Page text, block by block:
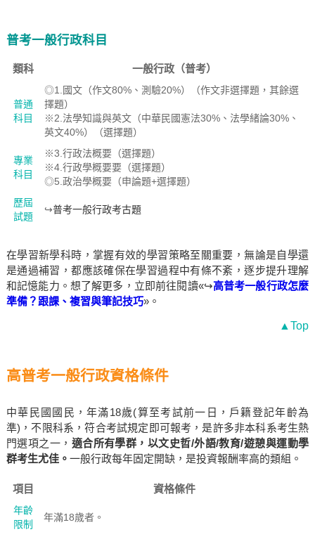
普考一般行政科目
類科 一般行政（普考）
普通
科目
◎1.國文（作文80%、測驗20%）（作文非選擇題，其餘選
擇題）
※2.法學知識與英文（中華民國憲法30%、法學緒論30%、
英文40%）（選擇題）
專業
科目
※3.行政法概要（選擇題）
※4.行政學概要要（選擇題）
◎5.政治學概要（申論題+選擇題）
歷屆
試題
↪普考一般行政考古題
在學習新學科時，掌握有效的學習策略至關重要，無論是自學還
是通過補習，都應該確保在學習過程中有條不紊，逐步提升理解
和記憶能力。想了解更多，立即前往閱讀«↪高普考一般行政怎麼
準備？跟課、複習與筆記技巧»。
▲Top
高普考一般行政資格條件
中華民國國民，年滿18歲(算至考試前一日，戶籍登記年齡為
準)，不限科系，符合考試規定即可報考，是許多非本科系考生熱
門選項之一， 適合所有學群，以文史哲/外語/教育/遊憩與運動學
群考生尤佳。 一般行政每年固定開缺，是投資報酬率高的類組。
項目 資格條件
年齡
限制
年滿18歲者。